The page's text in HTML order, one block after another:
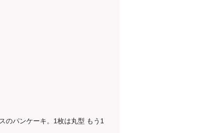
のパンケーキ。1枚は丸型 もう1